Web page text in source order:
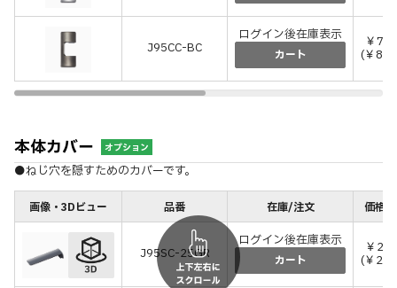
J95CC-BC
ログイン後在庫表示
カート
￥
(￥
本体カバー オプション
●ねじ穴を隠すためのカバーです。
画像・3Dビュー 品番 在庫/注文 価格(
J95SC-25GR
ログイン後在庫表示
カート
￥
(￥